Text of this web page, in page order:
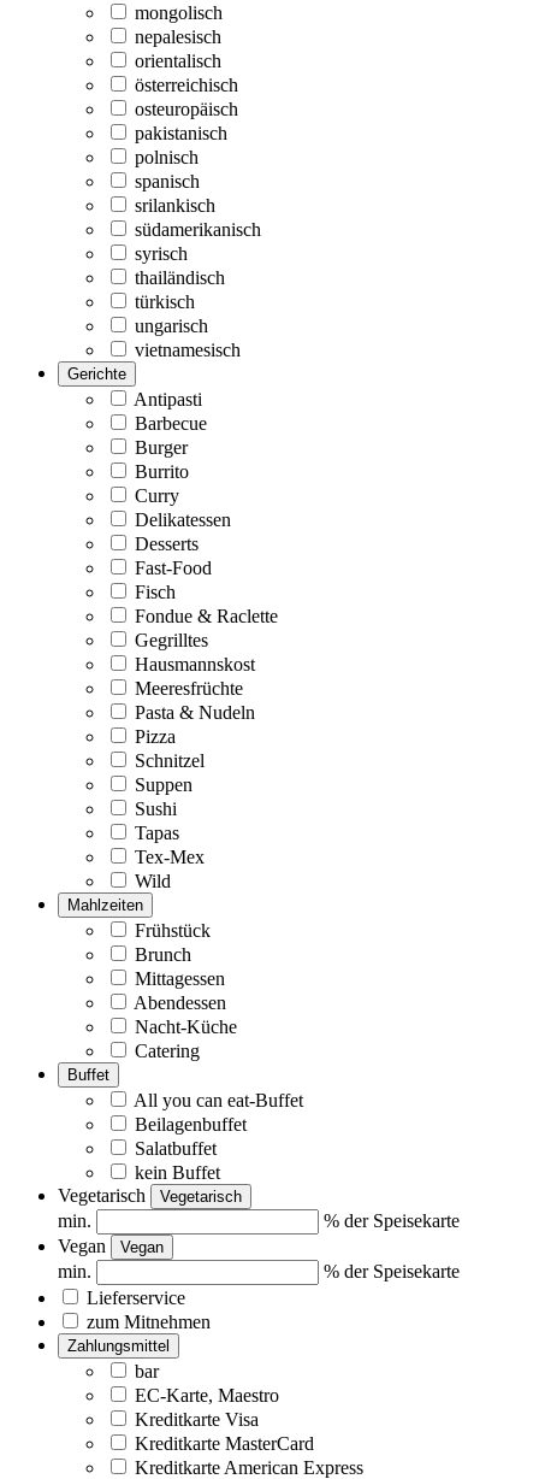
mongolisch
nepalesisch
orientalisch
österreichisch
osteuropäisch
pakistanisch
polnisch
spanisch
srilankisch
südamerikanisch
syrisch
thailändisch
türkisch
ungarisch
vietnamesisch
Gerichte
Antipasti
Barbecue
Burger
Burrito
Curry
Delikatessen
Desserts
Fast-Food
Fisch
Fondue & Raclette
Gegrilltes
Hausmannskost
Meeresfrüchte
Pasta & Nudeln
Pizza
Schnitzel
Suppen
Sushi
Tapas
Tex-Mex
Wild
Mahlzeiten
Frühstück
Brunch
Mittagessen
Abendessen
Nacht-Küche
Catering
Buffet
All you can eat-Buffet
Beilagenbuffet
Salatbuffet
kein Buffet
Vegetarisch
Vegetarisch
min.
% der Speisekarte
Vegan
Vegan
min.
% der Speisekarte
Lieferservice
zum Mitnehmen
Zahlungsmittel
bar
EC-Karte, Maestro
Kreditkarte Visa
Kreditkarte MasterCard
Kreditkarte American Express